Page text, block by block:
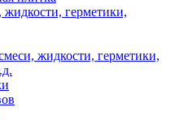
герметики,
жидкости, герметики,